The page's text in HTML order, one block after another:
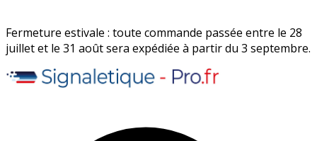
Fermeture estivale : toute commande passée entre le 28
juillet et le 31 août sera expédiée à partir du 3 septembre.